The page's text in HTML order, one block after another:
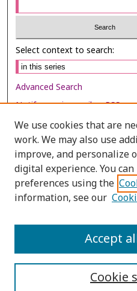
Select context to search:
Advanced Search
Notify me via email orRSS
Browse
Collections
Disciplines
Authors
We use cookies that are
work. We may also use
improve, and personalize
digital experience. You
preferences using the
information, see our
Cookie
Accept